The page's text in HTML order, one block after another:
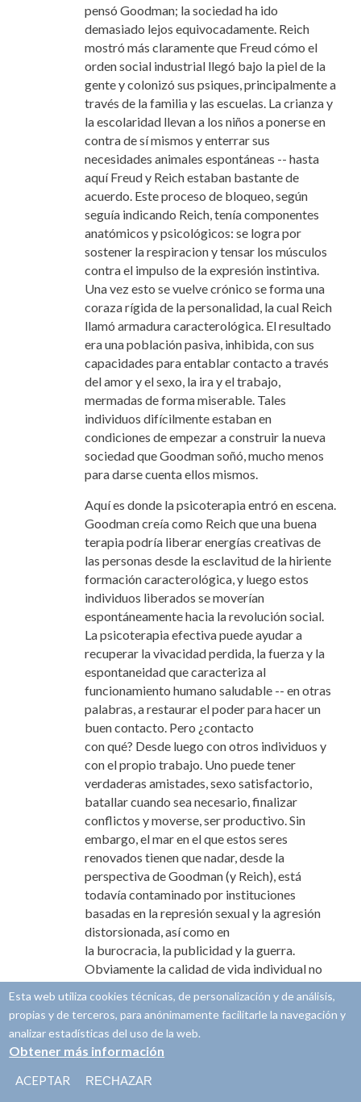
pensó Goodman; la sociedad ha ido
demasiado lejos equivocadamente. Reich
mostró más claramente que Freud cómo el
orden social industrial llegó bajo la piel de la
gente y colonizó sus psiques, principalmente a
través de la familia y las escuelas. La crianza y
la escolaridad llevan a los niños a ponerse en
contra de sí mismos y enterrar sus
necesidades animales espontáneas -- hasta
aquí Freud y Reich estaban bastante de
acuerdo. Este proceso de bloqueo, según
seguía indicando Reich, tenía componentes
anatómicos y psicológicos: se logra por
sostener la respiracion y tensar los músculos
contra el impulso de la expresión instintiva.
Una vez esto se vuelve crónico se forma una
coraza rígida de la personalidad, la cual Reich
llamó armadura caracterológica. El resultado
era una población pasiva, inhibida, con sus
capacidades para entablar contacto a través
del amor y el sexo, la ira y el trabajo,
mermadas de forma miserable. Tales
individuos difícilmente estaban en
condiciones de empezara construir la nueva
sociedad que Goodman soñó, mucho menos
para darse cuenta ellos mismos.
Aquí es donde la psicoterapia entró en escena.
Goodman creía como Reich que una buena
terapia podría liberar energías creativas de
las personas desde la esclavitud de la hiriente
formación caracterológica, y luego estos
individuos liberados se moverían
espontáneamente hacia la revolución social.
La psicoterapia efectiva puede ayudar a
recuperar la vivacidad perdida, la fuerza y la
espontaneidad que caracteriza al
funcionamiento humano saludable -- en otras
palabras, a restaurar el poder para hacer un
buen contacto. Pero ¿contacto
con qué? Desde luego con otros individuos y
con el propio trabajo. Uno puede tener
verdaderas amistades, sexo satisfactorio,
batallar cuando sea necesario, finalizar
conflictos y moverse, ser productivo. Sin
embargo, el mar en el que estos seres
renovados tienen que nadar, desde la
perspectiva de Goodman (y Reich), está
todavía contaminado por instituciones
basadas en la represión sexual y la agresión
distorsionada, así como en
la burocracia, lapublicidad y la guerra.
Obviamente la calidad de vida individual no
puede ser aislada de lo que la cultura
circundante pone a disposición. Mucha gente
encauza su cariño y sentir sexual dentro del
matrimonio, pero Goodman hizo notar que
monogamia, bajo nuestras condiciones
sociales, se convierte más a menudo en un
Esta web utiliza cookies técnicas, de personalización y de análisis,
propias y de terceros, para anónimamente facilitarle la navegación y
analizar estadísticas del uso de la web.
Obtener más información
ACEPTAR RECHAZAR